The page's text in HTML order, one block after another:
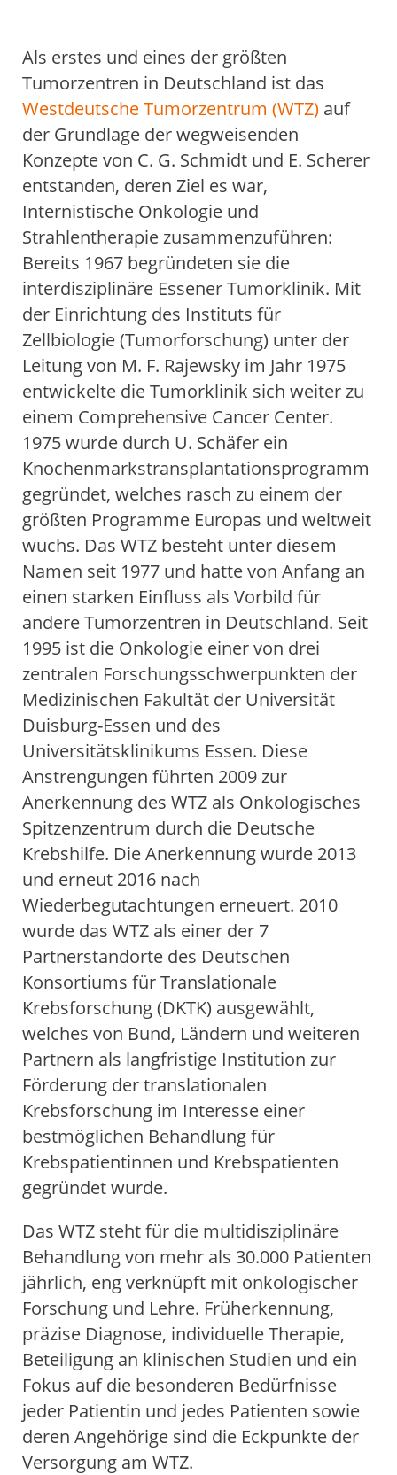
Einstieg
Ziele
Kliniken
Tumorkonferenz
Westdeutsches Tumorzentrum
Einstieg
Innere Klinik (Tumorforschung)
Fachabteilungen
Einstieg
Internistische Onkologie
Institut für Pathologie
Institut für Radiologie
Klinik für Strahlentherapie
Klinik für Nuklearmedizin
Forschung
Qualitätsmanagement
Mediathek
SPRECHSTUNDEN
Einstieg
Universitätsklinikum Essen
Knappschaft Kliniken Marienhospital Bottrop
Als erstes und eines der größten
Tumorzentren in Deutschland ist das
Westdeutsche Tumorzentrum (WTZ) auf
der Grundlage der wegweisenden
Konzepte von C. G. Schmidt und E. Scherer
entstanden, deren Ziel es war,
Internistische Onkologie und
Strahlentherapie zusammenzuführen:
Bereits 1967 begründeten sie die
interdisziplinäre Essener Tumorklinik. Mit
der Einrichtung des Instituts für
Zellbiologie (Tumorforschung) unter der
Leitung von M. F. Rajewsky im Jahr 1975
entwickelte die Tumorklinik sich weiter zu
einem Comprehensive Cancer Center.
1975 wurde durch U. Schäfer ein
Knochenmarkstransplantationsprogramm
gegründet, welches rasch zu einem der
größten Programme Europas und weltweit
wuchs. Das WTZ besteht unter diesem
Namen seit 1977 und hatte von Anfang an
einen starken Einfluss als Vorbild für
andere Tumorzentren in Deutschland. Seit
1995 ist die Onkologie einer von drei
zentralen Forschungsschwerpunkten der
Medizinischen Fakultät der Universität
Duisburg-Essen und des
Universitätsklinikums Essen. Diese
Anstrengungen führten 2009 zur
Anerkennung des WTZ als Onkologisches
Spitzenzentrum durch die Deutsche
Krebshilfe. Die Anerkennung wurde 2013
und erneut 2016 nach
Wiederbegutachtungen erneuert. 2010
wurde das WTZ als einer der 7
Partnerstandorte des Deutschen
Konsortiums für Translationale
Krebsforschung (DKTK) ausgewählt,
welches von Bund, Ländern und weiteren
Partnern als langfristige Institution zur
Förderung der translationalen
Krebsforschung im Interesse einer
bestmöglichen Behandlung für
Krebspatientinnen und Krebspatienten
gegründet wurde.
Das WTZ steht für die multidisziplinäre
Behandlung von mehr als 30.000 Patienten
jährlich, eng verknüpft mit onkologischer
Forschung und Lehre. Früherkennung,
präzise Diagnose, individuelle Therapie,
Beteiligung an klinischen Studien und ein
Fokus auf die besonderen Bedürfnisse
jeder Patientin und jedes Patienten sowie
deren Angehörige sind die Eckpunkte der
Versorgung am WTZ.